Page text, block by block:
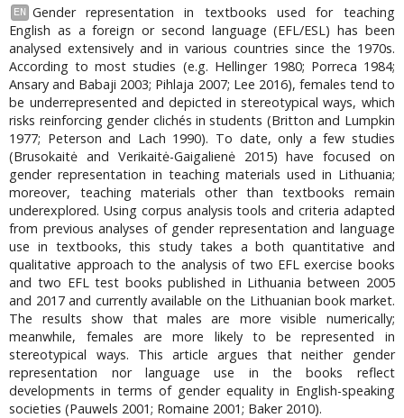
EN
Gender representation in textbooks used for teaching
English as a foreign or second language (EFL/ESL) has been
analysed extensively and in various countries since the 1970s.
According to most studies (e.g. Hellinger 1980; Porreca 1984;
Ansary and Babaji 2003; Pihlaja 2007; Lee 2016), females tend to
be underrepresented and depicted in stereotypical ways, which
risks reinforcing gender clichés in students (Britton and Lumpkin
1977; Peterson and Lach 1990). To date, only a few studies
(Brusokaitė and Verikaitė-Gaigalienė 2015) have focused on
gender representation in teaching materials used in Lithuania;
moreover, teaching materials other than textbooks remain
underexplored. Using corpus analysis tools and criteria adapted
from previous analyses of gender representation and language
use in textbooks, this study takes a both quantitative and
qualitative approach to the analysis of two EFL exercise books
and two EFL test books published in Lithuania between 2005
and 2017 and currently available on the Lithuanian book market.
The results show that males are more visible numerically;
meanwhile, females are more likely to be represented in
stereotypical ways. This article argues that neither gender
representation nor language use in the books reflect
developments in terms of gender equality in English-speaking
societies (Pauwels 2001; Romaine 2001; Baker 2010).